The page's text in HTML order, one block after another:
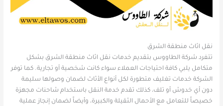
نقل اثاث منطقة الشرق
تتفرد شركة الطاووس بتقديم خدمات نقل اثاث منطقة الشرق بشكل
متكامل يلبي كافة احتياجات العملاء سواء كانت شخصية أو تجارية. كما توفر
الشركة خدمات تغليف متطورة لكل أنواع الأثاث لضمان وصولها سليمة
دون أي خدوش أو تلف، كذلك تقدم خدمة النقل باستخدام شاحنات مجهزة
خصيصاً للتعامل مع الأحمال الثقيلة والكبيرة، وأيضاً لضمان إنجاز عملية